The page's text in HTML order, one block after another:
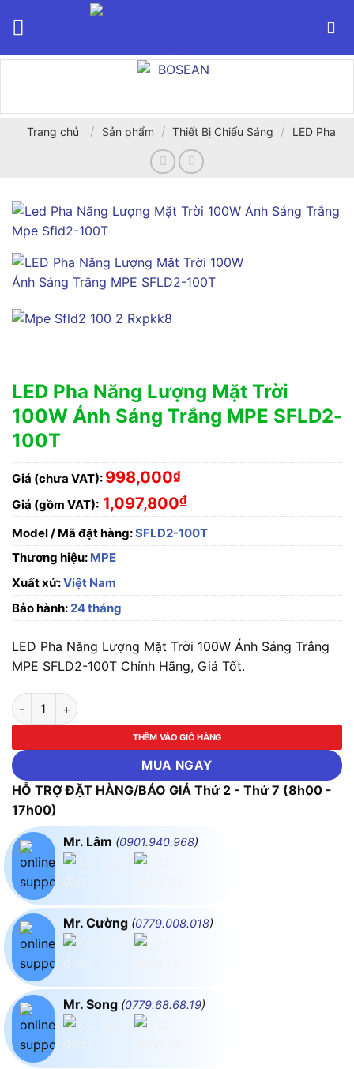
Trang chủ / Sản phẩm / Thiết Bị Chiếu Sáng / LED Pha
LED Pha Năng Lượng Mặt Trời
100W Ánh Sáng Trắng MPE SFLD2-
100T
Giá (chưa VAT): 998,000₫
Giá (gồm VAT): 1,097,800₫
Model / Mã đặt hàng:SFLD2-100T
Thương hiệu: MPE
Xuất xứ:Việt Nam
Bảo hành:24 tháng
LED Pha Năng Lượng Mặt Trời 100W Ánh Sáng Trắng
MPE SFLD2-100T Chính Hãng, Giá Tốt.
LED Pha Năng Lượng Mặt Trời 100W Ánh Sáng Trắng MPE
THÊM VÀO GIỎ HÀNG
MUA NGAY
HỖ TRỢ ĐẶT HÀNG/BÁO GIÁ Thứ 2 - Thứ 7 (8h00 -
17h00)
Mr. Lâm (0901.940.968)
Mr. Cường (0779.008.018)
Mr. Song (0779.68.68.19)